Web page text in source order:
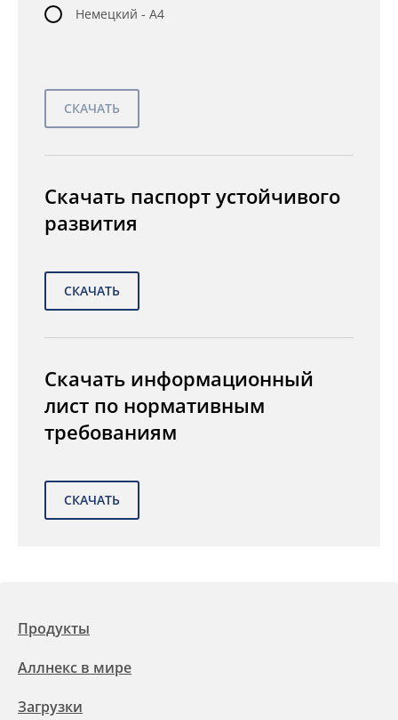
Немецкий - A4
Скачать паспорт устойчивого
развития
Скачать информационный
лист по нормативным
требованиям
Продукты
Аллнекс в мире
Загрузки